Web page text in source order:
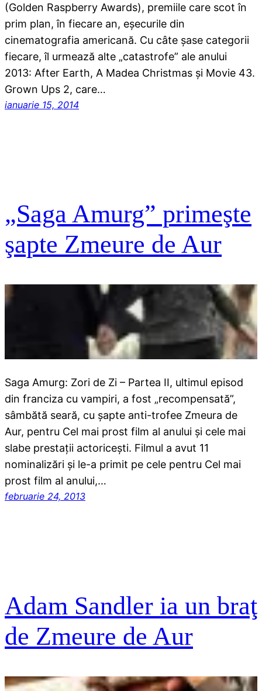
(Golden Raspberry Awards), premiile care scot în
prim plan, în fiecare an, eşecurile din
cinematografia americană. Cu câte şase categorii
fiecare, îl urmează alte „catastrofe” ale anului
2013: After Earth, A Madea Christmas şi Movie 43.
Grown Ups 2, care…
ianuarie 15, 2014
„Saga Amurg” primeşte
şapte Zmeure de Aur
Saga Amurg: Zori de Zi – Partea II, ultimul episod
din franciza cu vampiri, a fost „recompensată”,
sâmbătă seară, cu şapte anti-trofee Zmeura de
Aur, pentru Cel mai prost film al anului şi cele mai
slabe prestaţii actoriceşti. Filmul a avut 11
nominalizări şi le-a primit pe cele pentru Cel mai
prost film al anului,…
februarie 24, 2013
Adam Sandler ia un braţ
de Zmeure de Aur